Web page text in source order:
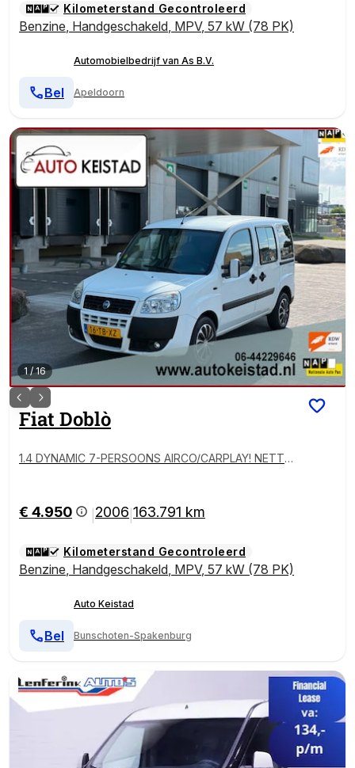
Kilometerstand Gecontroleerd
Benzine, Handgeschakeld, MPV, 57 kW (78 PK)
Automobielbedrijf van As B.V.
Apeldoorn
Bel
1/16
Fiat Doblò
1.4 DYNAMIC 7-PERSOONS AIRCO/CARPLAY! NETTE
€ 4.950 2006 163.791 km
Kilometerstand Gecontroleerd
Benzine, Handgeschakeld, MPV, 57 kW (78 PK)
Auto Keistad
Bunschoten-Spakenburg
Bel